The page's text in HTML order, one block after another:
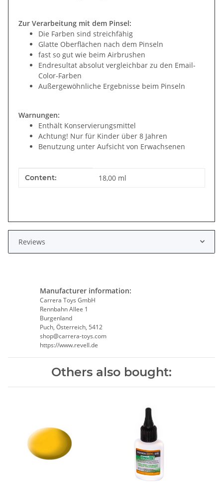
Zur Verarbeitung mit dem Pinsel:
Die Farben sind streichfähig
Glatte Oberflächen nach dem Pinseln
fast so gut wie beim Airbrushen
Endresultat absolut vergleichbar zu den Email-
Color-Farben
Außergewöhnliche Ergebnisse beim Pinseln
Warnungen:
Enthält Konservierungsmittel
Achtung! Nur für Kinder über 8 Jahren
Benutzung unter Aufsicht von Erwachsenen
Item information
Value
Content: 18,00 ml
Reviews
Manufacturer information:
Carrera Toys GmbH
Rennbahn Allee 1
Burgenland
Puch, Österreich, 5412
shop@carrera-toys.com
https://www.revell.de
Others also bought: